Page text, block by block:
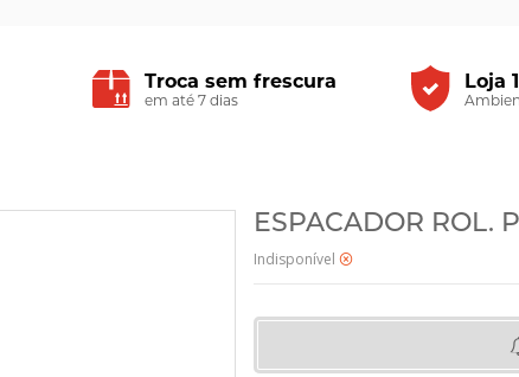
Troca sem frescura
em até 7 dias
Loja
ESPACADOR ROL.
Indisponível